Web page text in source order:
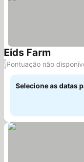
Eids Farm
/Pontuação não
Selecione as datas